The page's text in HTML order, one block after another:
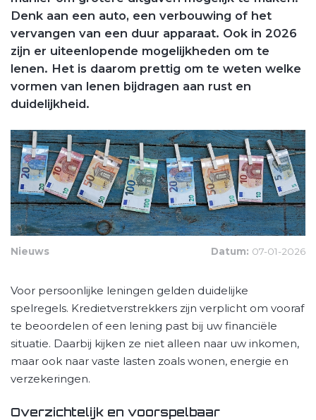
Denk aan een auto, een verbouwing of het
vervangen van een duur apparaat. Ook in 2026
zijn er uiteenlopende mogelijkheden om te
lenen. Het is daarom prettig om te weten welke
vormen van lenen bijdragen aan rust en
duidelijkheid.
Nieuws Datum: 07-01-2026
Voor persoonlijke leningen gelden duidelijke
spelregels. Kredietverstrekkers zijn verplicht om vooraf
te beoordelen of een lening past bij uw financiële
situatie. Daarbij kijken ze niet alleen naar uw inkomen,
maar ook naar vaste lasten zoals wonen, energie en
verzekeringen.
Overzichtelijk en voorspelbaar